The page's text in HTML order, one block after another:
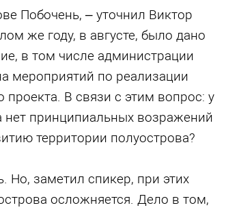
Побочень, – уточнил Виктор
же году, в августе, было дано
в том числе администрации
мероприятий по реализации
проекта. В связи с этим вопрос: у
нет принципиальных возражений
территории полуострова?
Но, заметил спикер, при этих
осложняется. Дело в том,